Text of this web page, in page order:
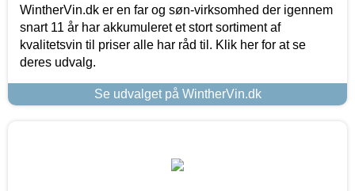
WintherVin.dk er en far og søn-virksomhed der igennem
snart 11 år har akkumuleret et stort sortiment af
kvalitetsvin til priser alle har råd til. Klik her for at se
deres udvalg.
Se udvalget på WintherVin.dk